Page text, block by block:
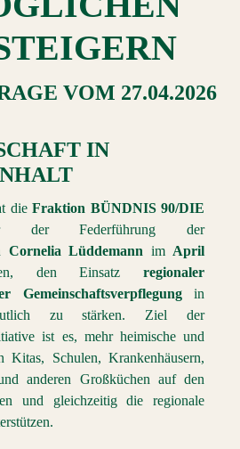
VOM 27.04.2026
IN
dieFraktion BÜNDNIS 90/DIE
Federführung der
Cornelia Lüddemann im April
den Einsatz regionaler
Gemeinschaftsverpflegungin
zu stärken. Ziel der
ist es, mehr heimische und
Kitas, Schulen, Krankenhäusern,
anderen Großküchen auf den
und gleichzeitig die regionale